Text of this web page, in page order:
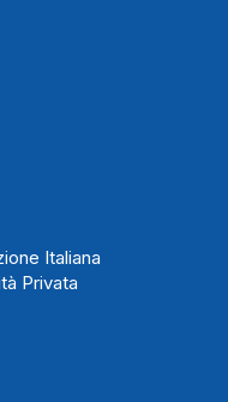
Italiana
Privata